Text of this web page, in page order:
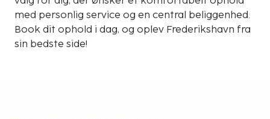
med personlig service og en central beliggenhed.
Book dit ophold i dag, og oplev Frederikshavn fra
sin bedste side!